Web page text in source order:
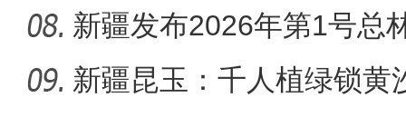
的温
新疆发布2026年第1号总
保护管
新疆昆玉：千人植绿锁黄